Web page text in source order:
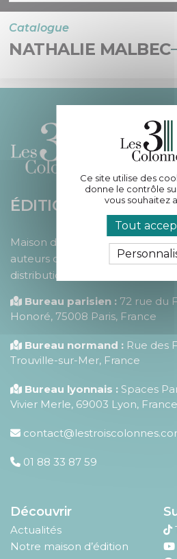
Catalogue
NATHALIE MALBEC
ÉDITIONS LES 3
Maison d’édition participative
auteurs dans la publication, la
distribution et la promotion de
Bureau parisien : 72 rue du
Honoré, 75008 Paris, France
Bureau normand : Rue des
Trouville-sur-Mer, France
Bureau lyonnais : Spaces
Vivier Merle, 69003 Lyon, France
01 88 33 87 59
Découvrir
Actualités
Notre maison d’édition
Ce site utilise des
donne le contrôle
vous souhaitez
Tout